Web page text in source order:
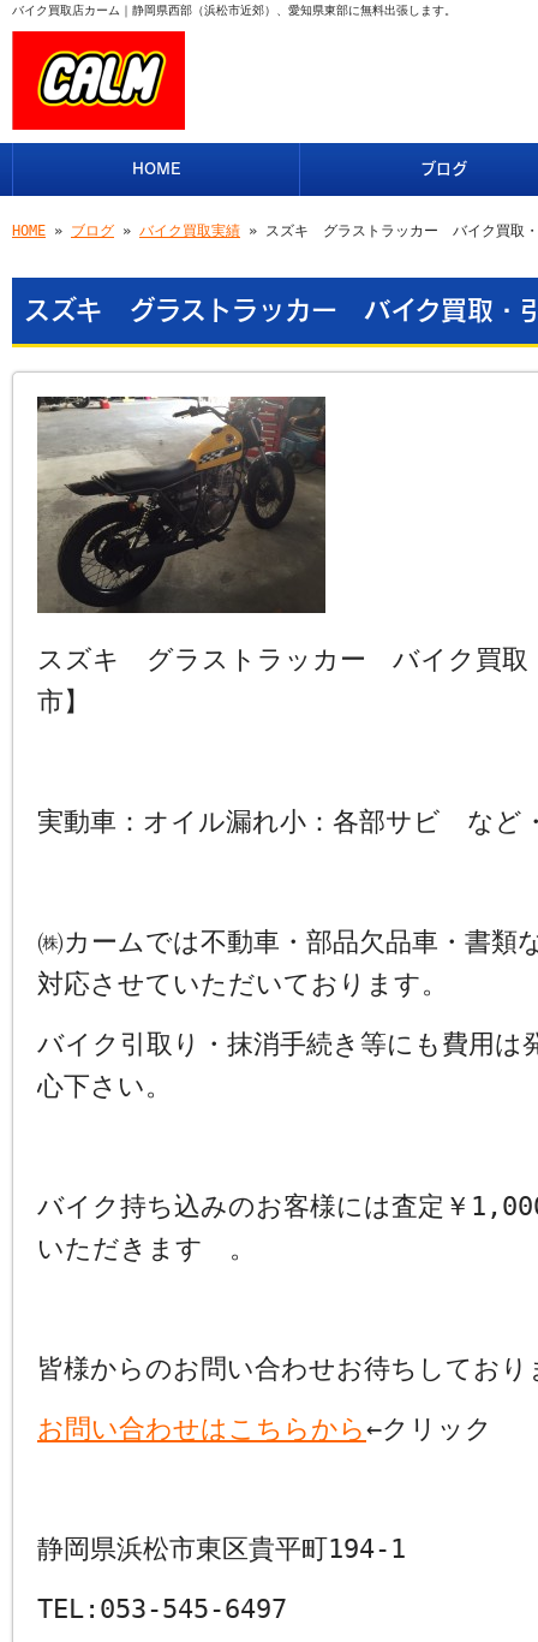
バイク買取店カーム｜静岡県西部（浜松市近郊）、愛知県東部に無料出張します。
HOME ブログ
HOME » ブログ » バイク買取実績 » スズキ グラストラッカー バイク買取
スズキ グラストラッカー バイク買取・
スズキ グラストラッカー バイク買取
市】
実動車：オイル漏れ小：各部サビ など
㈱カームでは不動車・部品欠品車・書類
対応させていただいております。
バイク引取り・抹消手続き等にも費用は
心下さい。
バイク持ち込みのお客様には査定￥
いただきます 。
皆様からのお問い合わせお待ちしており
お問い合わせはこちらから←クリック
静岡県浜松市東区貴平町194-1
TEL:053-545-6497